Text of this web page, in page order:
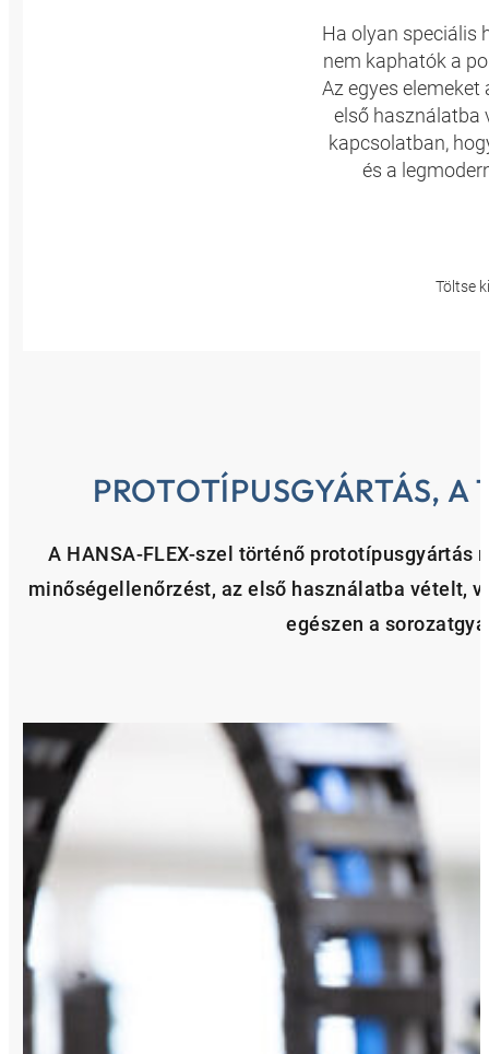
Ha olyan speciális
nem kaphatók a
Az egyes
első használatba
kapcsolatban,
és a
Töltse
PROTOTÍPUSGYÁRTÁS, A
A HANSA-FLEX-szel történő prototípusgyártás
minőségellenőrzést, az első használatba vételt,
egészen a